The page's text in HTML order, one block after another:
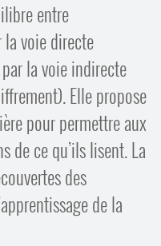
entre
voie directe
la voie indirecte
Elle propose
pour permettre aux
de ce qu’ils lisent. La
des
de la